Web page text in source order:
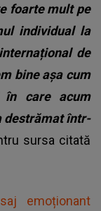
foarte mult pe
individual la
de
bine așa cum
care acum
destrămat într-
sursa citată
emoționant